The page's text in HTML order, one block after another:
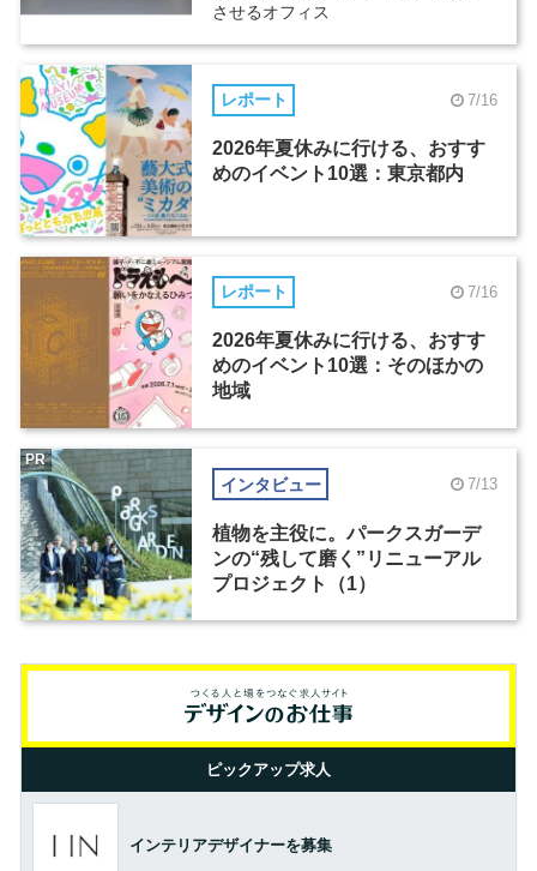
させるオフィス
レポート 7/16
2026年夏休みに行ける、おすす
めのイベント10選：東京都内
レポート 7/16
2026年夏休みに行ける、おすす
めのイベント10選：そのほかの
地域
インタビュー 7/13
植物を主役に。パークスガーデ
ンの“残して磨く”リニューアル
プロジェクト（1）
PR
ピックアップ求人
インテリアデザイナーを募集